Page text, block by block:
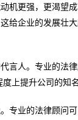
机更强，更渴望
给企业的发展壮
言人。专业的法
上提升公司的知
专业的法律顾问